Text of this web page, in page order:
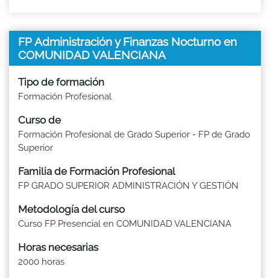
FP Administración y Finanzas Nocturno en
COMUNIDAD VALENCIANA
Tipo de formación
Formación Profesional
Curso de
Formación Profesional de Grado Superior - FP de Grado
Superior
Familia de Formación Profesional
FP GRADO SUPERIOR ADMINISTRACIÓN Y GESTIÓN
Metodología del curso
Curso FP Presencial en COMUNIDAD VALENCIANA
Horas necesarias
2000 horas